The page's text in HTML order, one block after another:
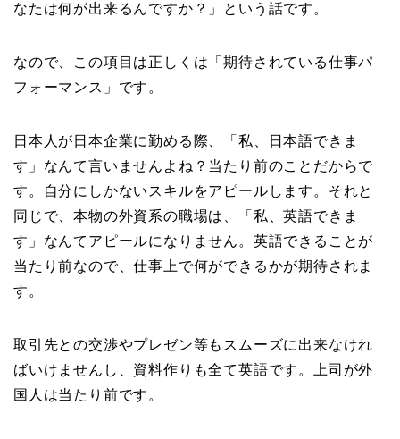
なたは何が出来るんですか？」という話です。
なので、この項目は正しくは「期待されている仕事パ
フォーマンス」です。
日本人が日本企業に勤める際、「私、日本語できま
す」なんて言いませんよね？当たり前のことだからで
す。自分にしかないスキルをアピールします。それと
同じで、本物の外資系の職場は、「私、英語できま
す」なんてアピールになりません。英語できることが
当たり前なので、仕事上で何ができるかが期待されま
す。
取引先との交渉やプレゼン等もスムーズに出来なけれ
ばいけませんし、資料作りも全て英語です。上司が外
国人は当たり前です。